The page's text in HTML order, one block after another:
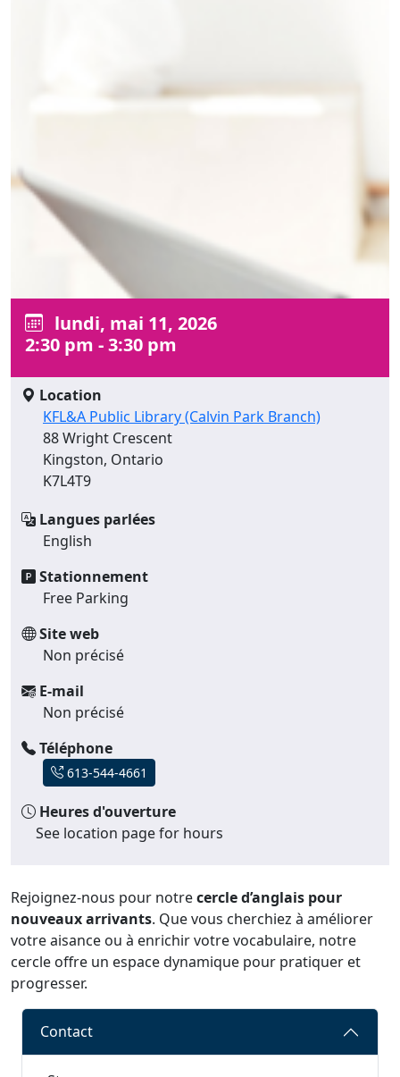
lundi, mai 11, 2026
2:30 pm - 3:30 pm
Location
KFL&A Public Library (Calvin Park Branch)
88 Wright Crescent
Kingston, Ontario
K7L4T9
Langues parlées
English
Stationnement
Free Parking
Site web
Non précisé
E-mail
Non précisé
Téléphone
613-544-4661
Heures d'ouverture
See location page for hours
Rejoignez-nous pour notrecercle d’anglais pour
nouveaux arrivants. Que vous cherchiez à améliorer
votre aisance ou à enrichir votre vocabulaire, notre
cercle offre un espace dynamique pour pratiquer et
progresser.
Contact